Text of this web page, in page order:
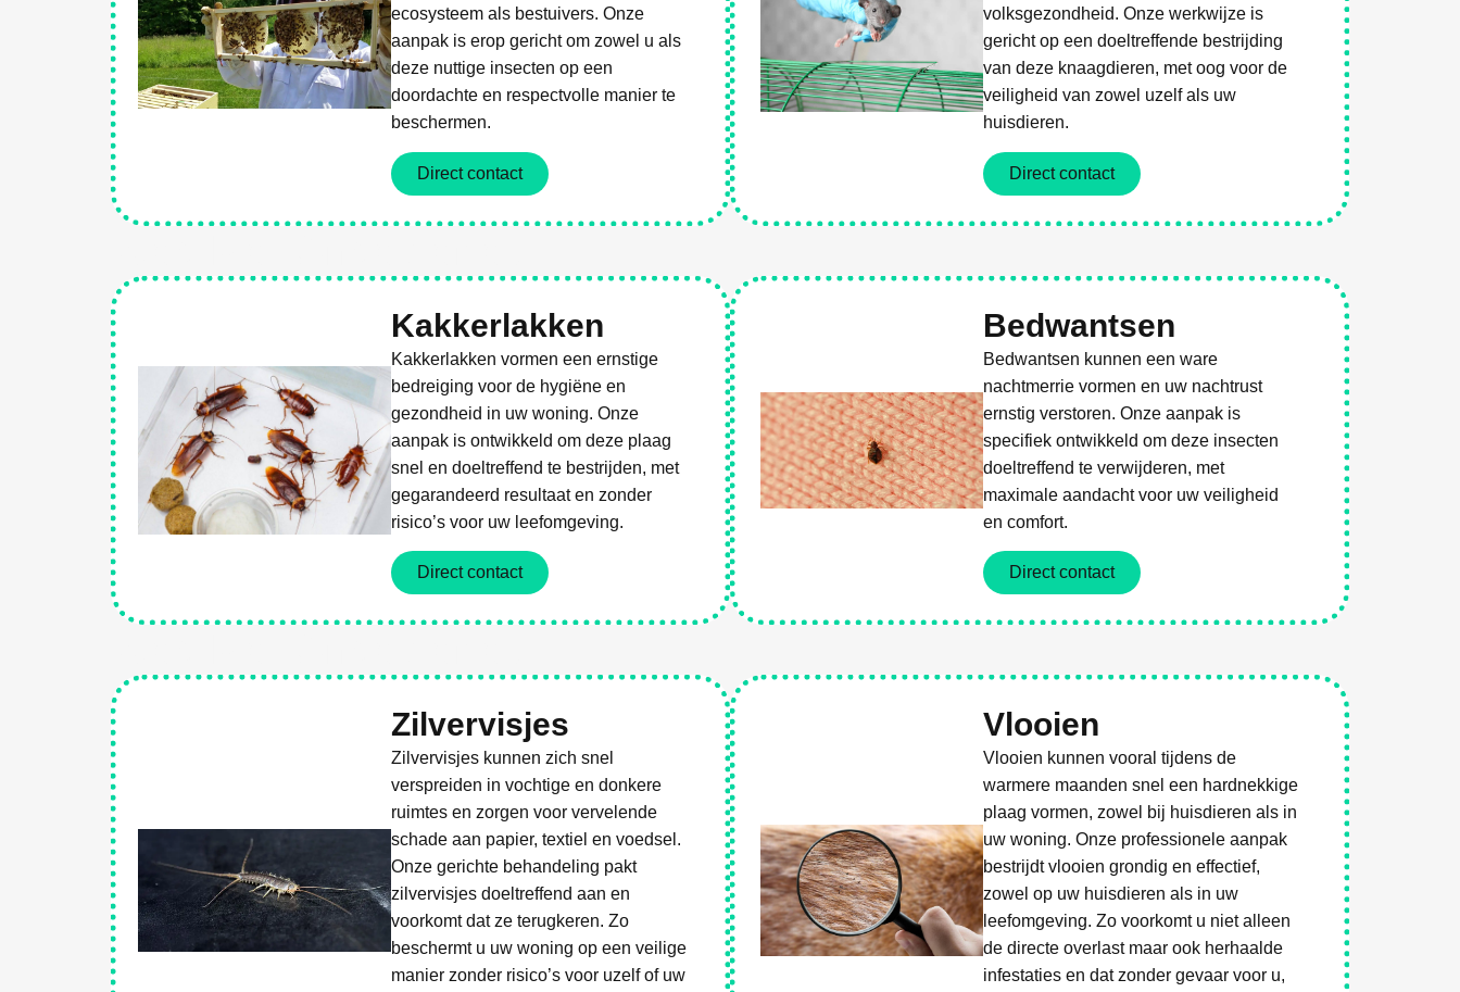
ecosysteem als bestuivers. Onze
aanpak is erop gericht om zowel u als
deze nuttige insecten op een
doordachte en respectvolle manier te
beschermen.
Direct contact
volksgezondheid. Onze werkwijze is
gericht op een doeltreffende bestrijding
van deze knaagdieren, met oog voor de
veiligheid van zowel uzelf als uw
huisdieren.
Direct contact
Kakkerlakken
Kakkerlakken vormen een ernstige
bedreiging voor de hygiëne en
gezondheid in uw woning. Onze
aanpak is ontwikkeld om deze plaag
snel en doeltreffend te bestrijden, met
gegarandeerd resultaat en zonder
risico’s voor uw leefomgeving.
Direct contact
Bedwantsen
Bedwantsen kunnen een ware
nachtmerrie vormen en uw nachtrust
ernstig verstoren. Onze aanpak is
specifiek ontwikkeld om deze insecten
doeltreffend te verwijderen, met
maximale aandacht voor uw veiligheid
en comfort.
Direct contact
Zilvervisjes
Zilvervisjes kunnen zich snel
verspreiden in vochtige en donkere
ruimtes en zorgen voor vervelende
schade aan papier, textiel en voedsel.
Onze gerichte behandeling pakt
zilvervisjes doeltreffend aan en
voorkomt dat ze terugkeren. Zo
beschermt u uw woning op een veilige
manier zonder risico’s voor uzelf of uw
Vlooien
Vlooien kunnen vooral tijdens de
warmere maanden snel een hardnekkige
plaag vormen, zowel bij huisdieren als in
uw woning. Onze professionele aanpak
bestrijdt vlooien grondig en effectief,
zowel op uw huisdieren als in uw
leefomgeving. Zo voorkomt u niet alleen
de directe overlast maar ook herhaalde
infestaties en dat zonder gevaar voor u,